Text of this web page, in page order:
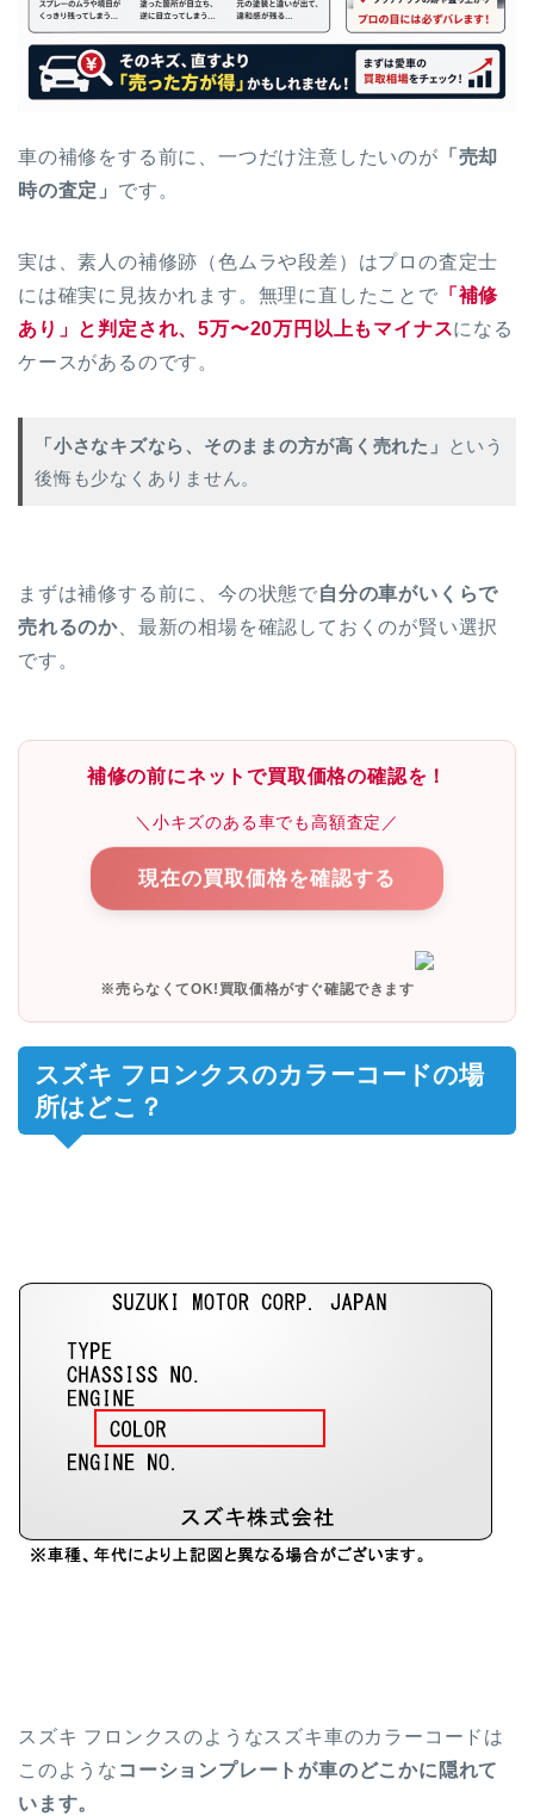
車の補修をする前に、一つだけ注意したいのが 「売却
時の査定」 です。
実は、素人の補修跡（色ムラや段差）はプロの査定士
には確実に見抜かれます。無理に直したことで 「補修
あり」と判定され、5万〜20万円以上もマイナスになる
ケースがあるのです。
「小さなキズなら、そのままの方が高く売れた」
という
後悔も少なくありません。
まずは補修する前に、今の状態で自分の車がいくらで
売れるのか 、最新の相場を確認しておくのが賢い選択
です。
補修の前にネットで買取価格の確認を！
＼小キズのある車でも高額査定／
現在の買取価格を確認する
※売らなくてOK!買取価格がすぐ確認できます
スズキ フロンクスのカラーコードの場
所はどこ？
スズキ フロンクスのようなスズキ車のカラーコードは
このような コーションプレートが車のどこかに隠れて
います。